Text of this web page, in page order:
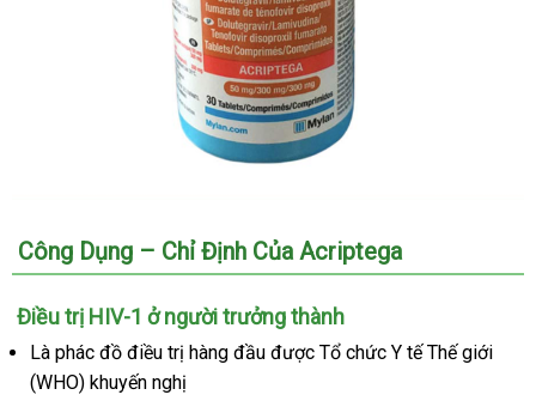
Công Dụng – Chỉ Định Của Acriptega
Điều trị HIV-1 ở người trưởng thành
Là phác đồ điều trị hàng đầu ăn
được Tổ chức Y tế Thế giới
(WHO) khuyến nghị